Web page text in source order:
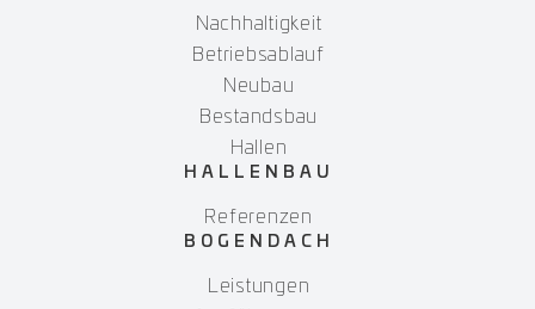
Nachhaltigkeit
Betriebsablauf
Neubau
Bestandsbau
Hallen
HALLENBAU
Referenzen
BOGENDACH
Leistungen